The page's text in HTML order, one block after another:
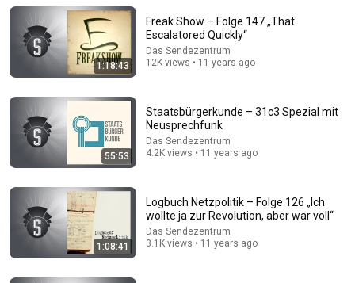
Nicolas Wöhrl, @ReinhardRemfort: Methodisch
inkorrekt!
media.ccc.de 35K views
1:18:43
Freak Show – Folge 147 „That
Escalatored Quickly“
Das Sendezentrum
12K views • 11 years ago
55:53
Staatsbürgerkunde – 31c3 Spezial mit
Neusprechfunk
Das Sendezentrum
4.2K views • 11 years ago
1:08:41
Logbuch Netzpolitik – Folge 126 „Ich
wollte ja zur Revolution, aber war voll“
Das Sendezentrum
3.1K views • 11 years ago